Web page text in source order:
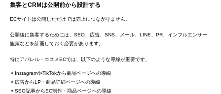
集客とCRMは公開前から設計する
ECサイトは公開しただけでは売上につながりません。
公開後に集客するためには、SEO、広告、SNS、メール、LINE、PR、インフルエンサー
施策などを計画しておく必要があります。
特にアパレル・コスメECでは、以下のような導線が重要です。
InstagramやTikTokから商品ページへの導線
広告からLP・商品詳細ページへの導線
SEO記事からEC制作・商品ページへの導線